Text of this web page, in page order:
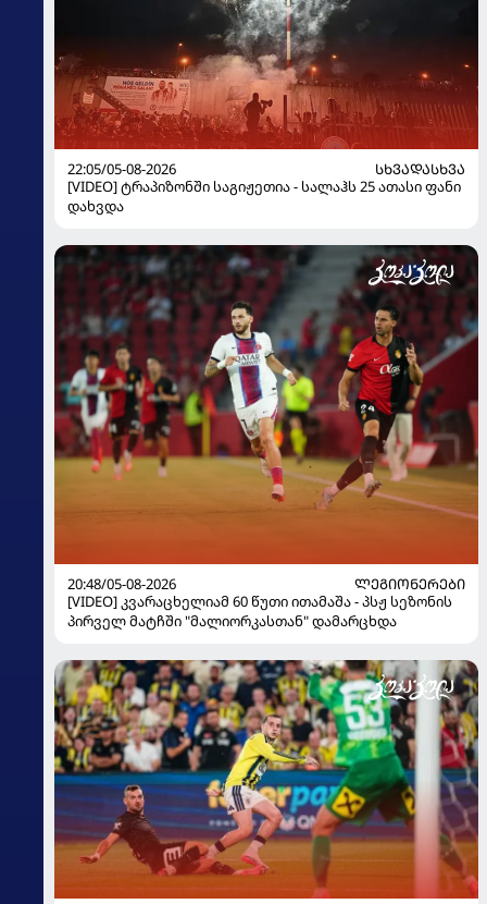
22:05/05-08-2026
ᲡᲮᲕᲐᲓᲐᲡᲮᲕᲐ
[VIDEO] ტრაპიზონში საგიჟეთია - სალაჰს 25 ათასი ფანი
დახვდა
20:48/05-08-2026
ᲚᲔᲒᲘᲝᲜᲔᲠᲔᲑᲘ
[VIDEO] კვარაცხელიამ 60 წუთი ითამაშა - პსჟ სეზონის
პირველ მატჩში "მალიორკასთან" დამარცხდა